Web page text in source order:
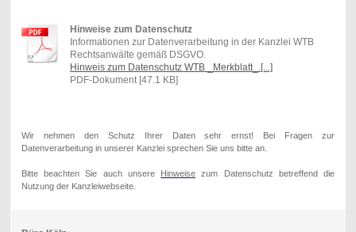
Hinweise zum Datenschutz
Informationen zur Datenverarbeitung in der Kanzlei WTB
Rechtsanwälte gemäß DSGVO.
Hinweis zum Datenschutz WTB _Merkblatt_.[...]
PDF-Dokument [47.1 KB]
Wir nehmen den Schutz Ihrer Daten sehr ernst! Bei Fragen zur
Datenverarbeitung in unserer Kanzlei sprechen Sie uns bitte an.
Bitte beachten Sie auch unsere Hinweise zum Datenschutz betreffend die
Nutzung der Kanzleiwebseite.